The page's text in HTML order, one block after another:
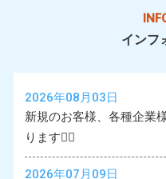
インフ
2026年08月03日
新規のお客様、各種企業
ります🙇‍♂️
2026年07月09日